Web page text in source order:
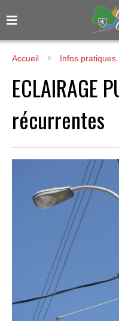
Accueil Infos pratiques
ECLAIRAGE
récurrentes